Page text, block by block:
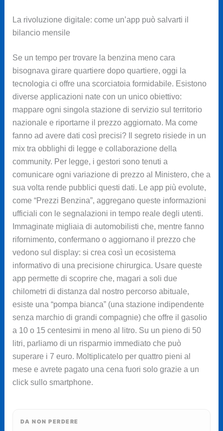
La rivoluzione digitale: come un’app può salvarti il
bilancio mensile
Se un tempo per trovare la benzina meno cara
bisognava girare quartiere dopo quartiere, oggi la
tecnologia ci offre una scorciatoia formidabile. Esistono
diverse applicazioni nate con un unico obiettivo:
mappare ogni singola stazione di servizio sul territorio
nazionale e riportarne il prezzo aggiornato. Ma come
fanno ad avere dati così precisi? Il segreto risiede in un
mix tra obblighi di legge e collaborazione della
community. Per legge, i gestori sono tenuti a
comunicare ogni variazione di prezzo al Ministero, che a
sua volta rende pubblici questi dati. Le app più evolute,
come “Prezzi Benzina”, aggregano queste informazioni
ufficiali con le segnalazioni in tempo reale degli utenti.
Immaginate migliaia di automobilisti che, mentre fanno
rifornimento, confermano o aggiornano il prezzo che
vedono sul display: si crea così un ecosistema
informativo di una precisione chirurgica. Usare queste
app permette di scoprire che, magari a soli due
chilometri di distanza dal nostro percorso abituale,
esiste una “pompa bianca” (una stazione indipendente
senza marchio di grandi compagnie) che offre il gasolio
a 10 o 15 centesimi in meno al litro. Su un pieno di 50
litri, parliamo di un risparmio immediato che può
superare i 7 euro. Moltiplicatelo per quattro pieni al
mese e avrete pagato una cena fuori solo grazie a un
click sullo smartphone.
DA NON PERDERE